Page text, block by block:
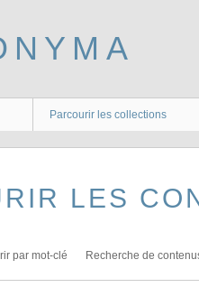
Parcourir les collections
LES
par mot-clé Recherche de